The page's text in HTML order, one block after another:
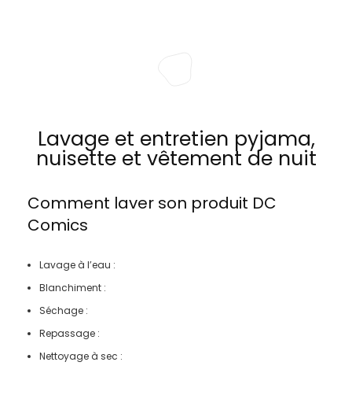
Lavage et entretien pyjama,
nuisette et vêtement de nuit
Comment laver son produit DC
Comics
Lavage à l’eau :
Blanchiment :
Séchage :
Repassage :
Nettoyage à sec :